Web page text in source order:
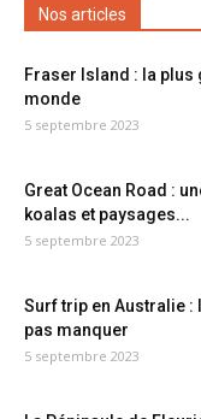
Nos articles
Fraser Island : la
monde
5 septembre 2023
Great Ocean Road :
koalas et paysages...
5 septembre 2023
Surf trip en Australie :
pas manquer
5 septembre 2023